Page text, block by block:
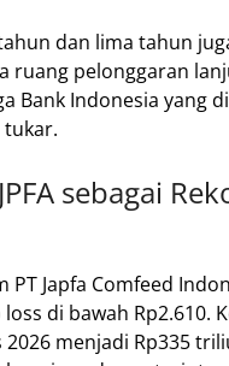
dan lima tahun
ruang pelonggaran
Bank Indonesia yang
tukar.
sebagai
Japfa Comfeed
di bawah Rp2.610.
menjadi Rp335